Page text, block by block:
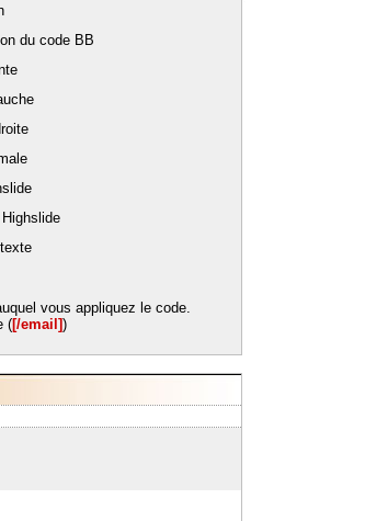
du code BB
vous appliquez le code.
([/email])